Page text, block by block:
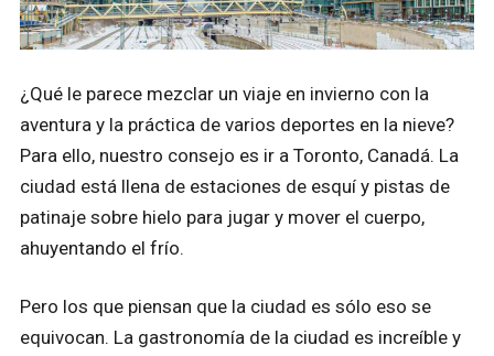
¿Qué le parece mezclar un viaje en invierno con la
aventura y la práctica de varios deportes en la nieve?
Para ello, nuestro consejo es ir a Toronto, Canadá. La
ciudad está llena de estaciones de esquí y pistas de
patinaje sobre hielo para jugar y mover el cuerpo,
ahuyentando el frío.
Pero los que piensan que la ciudad es sólo eso se
equivocan. La gastronomía de la ciudad es increíble y